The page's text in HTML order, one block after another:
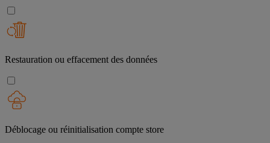
Restauration ou effacement des données
Déblocage ou réinitialisation compte store